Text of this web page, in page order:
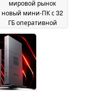
мировой рынок
новый мини-ПК с 32
ГБ оперативной
памяти и 2,5-
гигабитным Ethernet-
интерфейсом
2026